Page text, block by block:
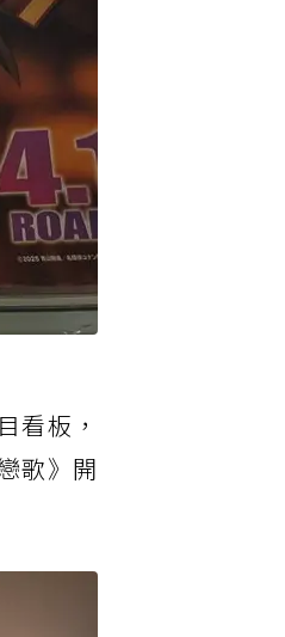
看板，
歌》開